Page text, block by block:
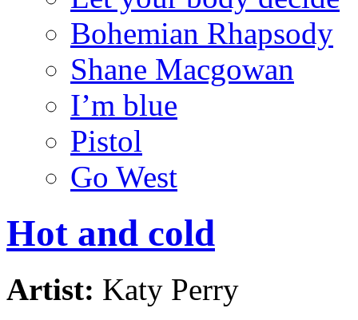
Bohemian Rhapsody
Shane Macgowan
I’m blue
Pistol
Go West
Hot and cold
Artist: Katy Perry